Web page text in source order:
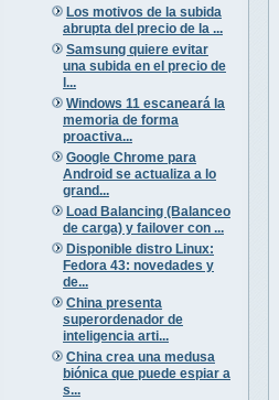
Los motivos de la subida
abrupta del precio de la ...
Samsung quiere evitar
una subida en el precio de
l...
Windows 11 escaneará la
memoria de forma
proactiva...
Google Chrome para
Android se actualiza a lo
grand...
Load Balancing (Balanceo
de carga) y failover con ...
Disponible distro Linux:
Fedora 43: novedades y
de...
China presenta
superordenador de
inteligencia arti...
China crea una medusa
biónica que puede espiar a
s...